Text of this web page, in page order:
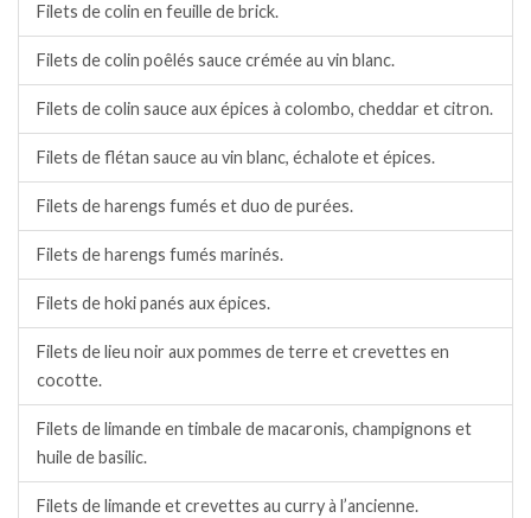
Filets de colin en feuille de brick.
Filets de colin poêlés sauce crémée au vin blanc.
Filets de colin sauce aux épices à colombo, cheddar et citron.
Filets de flétan sauce au vin blanc, échalote et épices.
Filets de harengs fumés et duo de purées.
Filets de harengs fumés marinés.
Filets de hoki panés aux épices.
Filets de lieu noir aux pommes de terre et crevettes en
cocotte.
Filets de limande en timbale de macaronis, champignons et
huile de basilic.
Filets de limande et crevettes au curry à l’ancienne.